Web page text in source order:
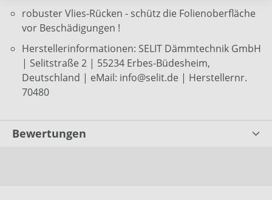
robuster Vlies-Rücken - schütz die Folienoberfläche
vor Beschädigungen !
Herstellerinformationen: SELIT Dämmtechnik GmbH
| Selitstraße 2 | 55234 Erbes-Büdesheim,
Deutschland | eMail: info@selit.de | Herstellernr.
70480
Bewertungen